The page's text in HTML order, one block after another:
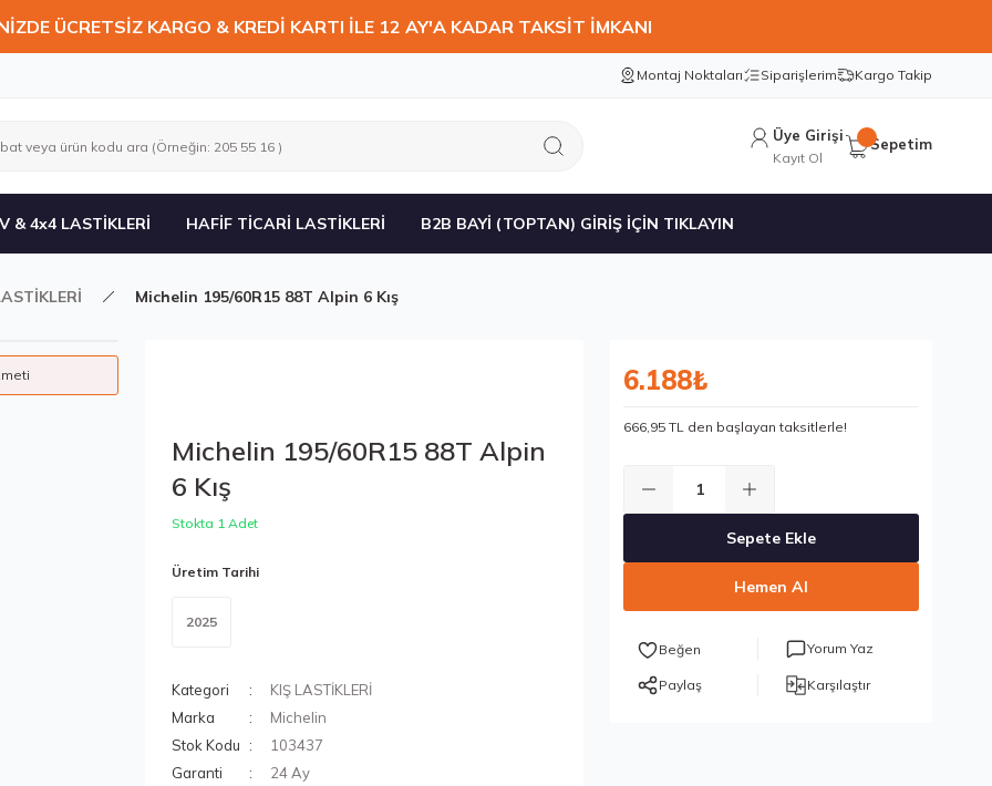
ÜCRETSİZ KARGO & KREDİ KARTI İLE 12 AY'A KADAR TAKSİT İMKANI
Montaj Noktaları Siparişlerim Kargo Takip
Üye Girişi
Kayıt Ol
Sepetim
& 4x4 LASTİKLERİ HAFİF TİCARİ LASTİKLERİ B2B BAYİ (TOPTAN) GİRİŞ İÇİN TIKLAYIN
Michelin 195/60R15 88T Alpin 6 Kış
Michelin 195/60R15 88T Alpin
6 Kış
Stokta 1 Adet
Üretim Tarihi
2025
Kategori
KIŞ LASTİKLERİ
Marka
Michelin
Stok Kodu
103437
Garanti
24 Ay
6.188₺
666,95 TL den başlayan taksitlerle!
Sepete Ekle
Hemen Al
Yorum Yaz
Paylaş Karşılaştır